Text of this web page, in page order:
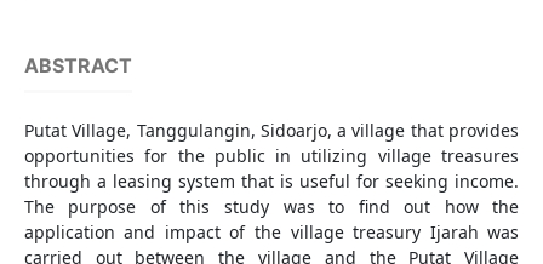
ABSTRACT
Putat Village, Tanggulangin, Sidoarjo, a village that provides
opportunities for the public in utilizing village treasures
through a leasing system that is useful for seeking income.
The purpose of this study was to find out how the
application and impact of the village treasury Ijarah was
carried out between the village and the Putat Village